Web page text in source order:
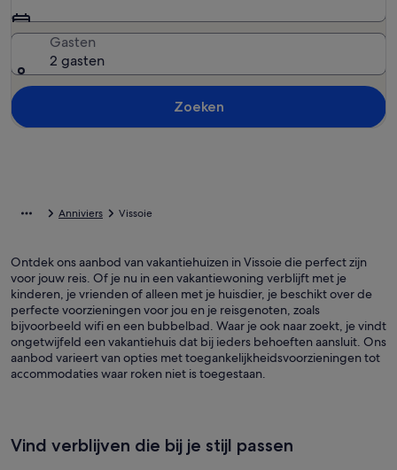
Gasten
2 gasten
Zoeken
Anniviers Vissoie
Ontdek ons aanbod van vakantiehuizen in Vissoie die perfect zijn
voor jouw reis. Of je nu in een vakantiewoning verblijft met je
kinderen, je vrienden of alleen met je huisdier, je beschikt over de
perfecte voorzieningen voor jou en je reisgenoten, zoals
bijvoorbeeld wifi en een bubbelbad. Waar je ook naar zoekt, je vindt
ongetwijfeld een vakantiehuis dat bij ieders behoeften aansluit. Ons
aanbod varieert van opties met toegankelijkheidsvoorzieningen tot
accommodaties waar roken niet is toegestaan.
Vind verblijven die bij je stijl passen